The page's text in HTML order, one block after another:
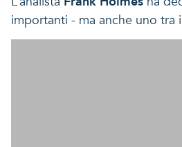
importanti - ma anche uno tra